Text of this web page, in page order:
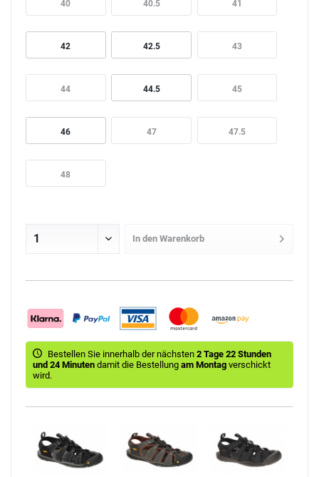
40 40.5 41
42 42.5 43
44 44.5 45
46 47 47.5
48
In den Warenkorb
Bestellen Sie innerhalb der nächsten 2 Tage 22 Stunden
und 24 Minuten damit die Bestellung am Montag verschickt
wird.